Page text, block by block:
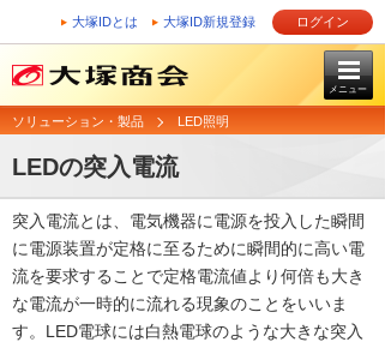
大塚IDとは 大塚ID新規登録 ログイン
メニュー
ソリューション・製品 LED照明
LEDの突入電流
突入電流とは、電気機器に電源を投入した瞬間
に電源装置が定格に至るために瞬間的に高い電
流を要求することで定格電流値より何倍も大き
な電流が一時的に流れる現象のことをいいま
す。LED電球には白熱電球のような大きな突入